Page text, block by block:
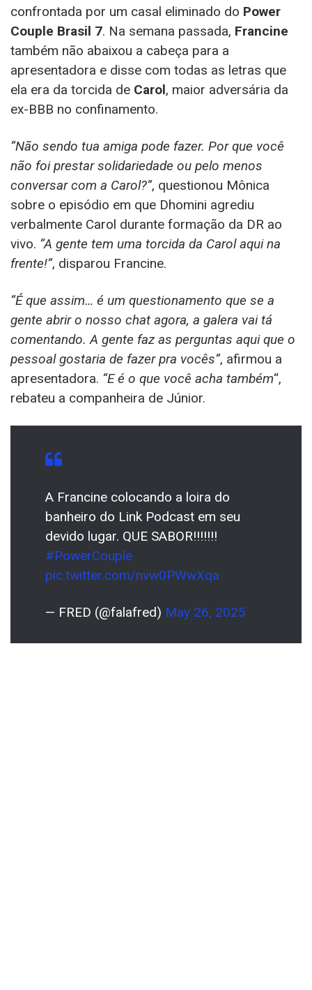
confrontada por um casal eliminado do Power
Couple Brasil 7. Na semana passada, Francine
também não abaixou a cabeça para a
apresentadora e disse com todas as letras que
ela era da torcida de Carol, maior adversária da
ex-BBB no confinamento.
“Não sendo tua amiga pode fazer. Por que você
não foi prestar solidariedade ou pelo menos
conversar com a Carol?”, questionou Mônica
sobre o episódio em que Dhomini agrediu
verbalmente Carol durante formação da DR ao
vivo. “A gente tem uma torcida da Carol aqui na
frente!”, disparou Francine.
“É que assim… é um questionamento que se a
gente abrir o nosso chat agora, a galera vai tá
comentando. A gente faz as perguntas aqui que o
pessoal gostaria de fazer pra vocês”, afirmou a
apresentadora. “E é o que você acha também“,
rebateu a companheira de Júnior.
A Francine colocando a loira do
banheiro do Link Podcast em seu
devido lugar. QUE SABOR!!!!!!!
#PowerCouple
pic.twitter.com/nvw0PWwXqa
— FRED (@falafred) May 26, 2025